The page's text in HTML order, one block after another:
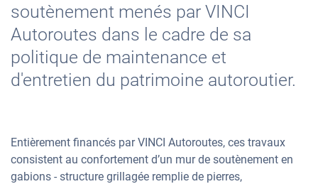
soutènement menés par VINCI
Autoroutes dans le cadre de sa
politique de maintenance et
d'entretien du patrimoine autoroutier.
Entièrement financés par VINCI Autoroutes, ces travaux
consistent au confortement d’un mur de soutènement en
gabions - structure grillagée remplie de pierres,